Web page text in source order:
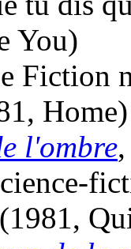
You)
Fiction
Home)
l'ombre
(1981,